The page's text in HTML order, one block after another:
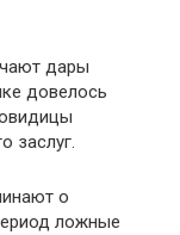
дары
довелось
заслуг.
о
ложные